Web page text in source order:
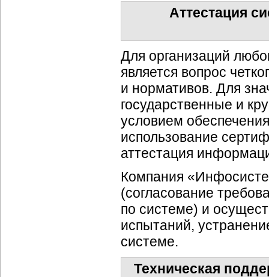
Аттестация
Для организаций
является вопрос
и нормативов. Для
государственные и
условием
использование
аттестация
Компания
(согласование
по системе) и
испытаний,
системе.
Техническая